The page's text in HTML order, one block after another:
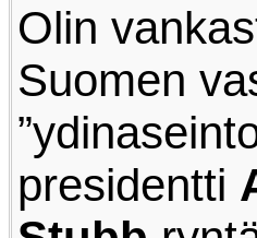
Olin
Suomen
presidentti